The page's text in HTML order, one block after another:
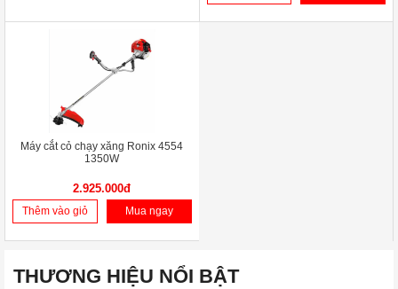
Máy cắt cỏ chạy xăng Ronix 4554
1350W
2.925.000đ
Thêm vào giỏ Mua ngay
THƯƠNG HIỆU NỔI BẬT